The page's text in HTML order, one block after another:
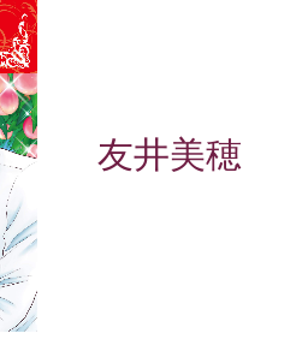
友井美穂